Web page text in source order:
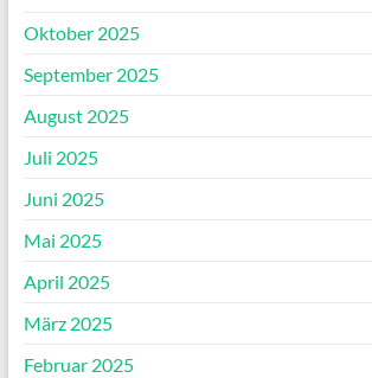
Oktober 2025
September 2025
August 2025
Juli 2025
Juni 2025
Mai 2025
April 2025
März 2025
Februar 2025